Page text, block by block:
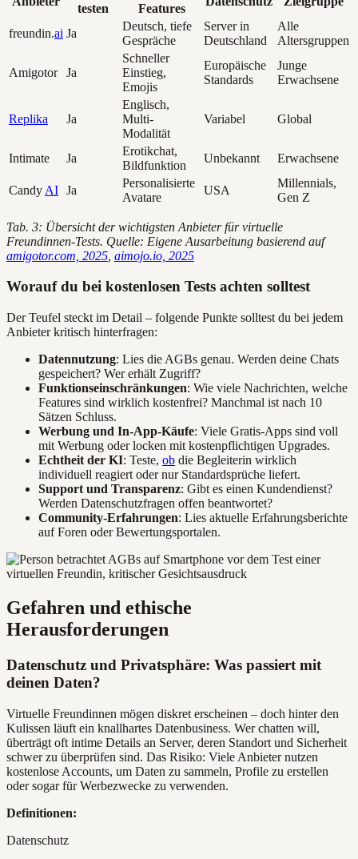
testen
Features
freundin.ai Ja
Deutsch, tiefe
Gespräche
Server in
Deutschland
Alle
Altersgruppen
Amigotor Ja
Schneller
Einstieg,
Emojis
Europäische
Standards
Junge
Erwachsene
Replika Ja
Englisch,
Multi-
Modalität
Variabel Global
Intimate Ja
Erotikchat,
Bildfunktion
Unbekannt Erwachsene
Candy AI Ja
Personalisierte
Avatare
USA
Millennials,
Gen Z
Tab. 3: Übersicht der wichtigsten Anbieter für virtuelle
Freundinnen-Tests. Quelle: Eigene Ausarbeitung basierend auf
amigotor.com, 2025 aimojo.io, 2025
Worauf du bei kostenlosen Tests achten solltest
Der Teufel steckt im Detail – folgende Punkte solltest du bei jedem
Anbieter kritisch hinterfragen:
Datennutzung: Lies die AGBs genau. Werden deine Chats
gespeichert? Wer erhält Zugriff?
Funktionseinschränkungen: Wie viele Nachrichten, welche
Features sind wirklich kostenfrei? Manchmal ist nach 10
Sätzen Schluss.
Werbung und In-App-Käufe: Viele Gratis-Apps sind voll
mit Werbung oder locken mit kostenpflichtigen Upgrades.
Echtheit der KI: Teste, ob die Begleiterin wirklich
individuell reagiert oder nur Standardsprüche liefert.
Support und Transparenz: Gibt es einen Kundendienst?
Werden Datenschutzfragen offen beantwortet?
Community-Erfahrungen: Lies aktuelle Erfahrungsberichte
auf Foren oder Bewertungsportalen.
Gefahren und ethische
Herausforderungen
Datenschutz und Privatsphäre: Was passiert mit
deinen Daten?
Virtuelle Freundinnen mögen diskret erscheinen – doch hinter den
Kulissen läuft ein knallhartes Datenbusiness. Wer chatten will,
überträgt oft intime Details an Server, deren Standort und Sicherheit
schwer zu überprüfen sind. Das Risiko: Viele Anbieter nutzen
kostenlose Accounts, um Daten zu sammeln, Profile zu erstellen
oder sogar für Werbezwecke zu verwenden.
Definitionen:
Datenschutz